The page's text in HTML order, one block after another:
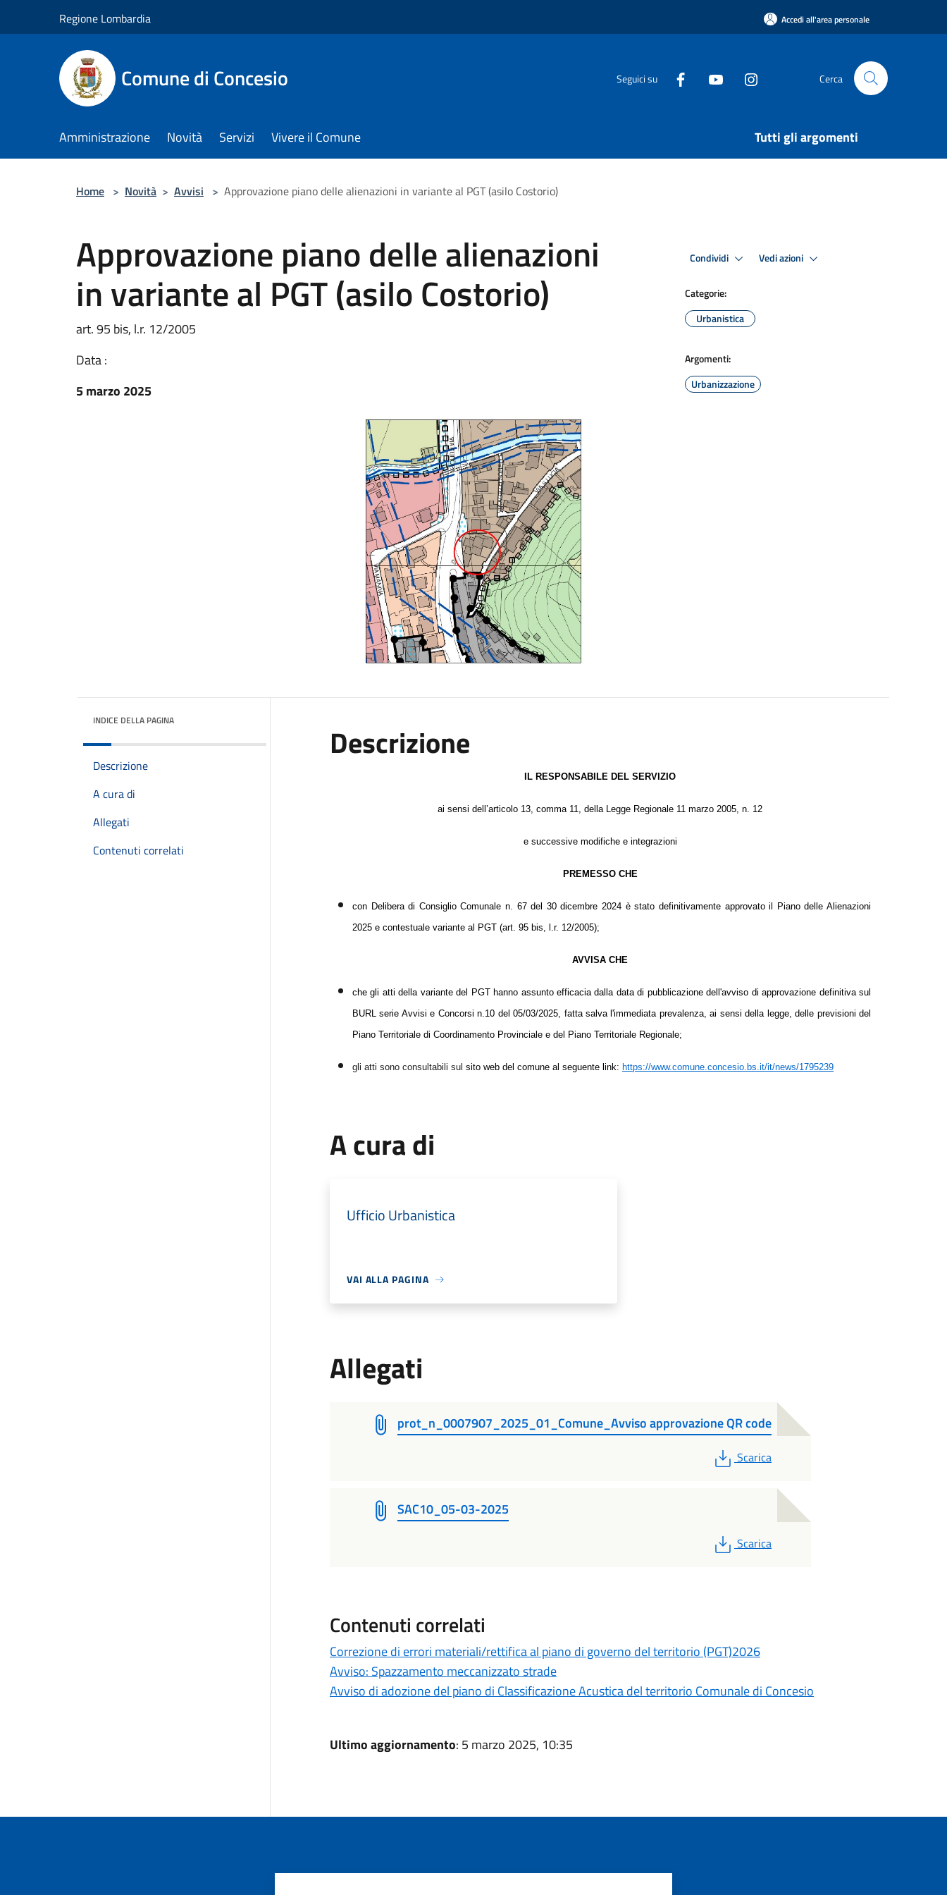
Regione Lombardia Accedi all'area personale
Comune di Concesio Seguici su Cerca
Amministrazione Novità Servizi Vivere il Comune Tutti gli argomenti
Home > Novità > Avvisi > Approvazione piano delle alienazioni in variante al PGT (asilo Costorio)
Approvazione piano delle alienazioni
in variante al PGT (asilo Costorio)
art. 95 bis, l.r. 12/2005
Data :
5 marzo 2025
Condividi Vedi azioni
Categorie:
Urbanistica
Argomenti:
Urbanizzazione
INDICE DELLA PAGINA
Descrizione
A cura di
Allegati
Contenuti correlati
Descrizione
IL RESPONSABILE DEL SERVIZIO
ai sensi dell’articolo 13, comma 11, della Legge Regionale 11 marzo 2005, n. 12
e successive modifiche e integrazioni
PREMESSO CHE
con Delibera di Consiglio Comunale n. 67 del 30 dicembre 2024 è stato definitivamente approvato il Piano delle Alienazioni
2025 e contestuale variante al PGT (art. 95 bis, l.r. 12/2005);
AVVISA CHE
che gli atti della variante del PGT hanno assunto efficacia dalla data di pubblicazione dell'avviso di approvazione definitiva sul
BURL serie Avvisi e Concorsi n.10 del 05/03/2025, fatta salva l'immediata prevalenza, ai sensi della legge, delle previsioni del
Piano Territoriale di Coordinamento Provinciale e del Piano Territoriale Regionale;
gli atti sono consultabili sul sito web del comune al seguente link: https://www.comune.concesio.bs.it/it/news/1795239
A cura di
Ufficio Urbanistica
VAI ALLA PAGINA
Allegati
prot_n_0007907_2025_01_Comune_Avviso approvazione QR code
PDF
Scarica
SAC10_05-03-2025
PDF
Scarica
Contenuti correlati
Correzione di errori materiali/rettifica al piano di governo del territorio (PGT)2026
Avviso: Spazzamento meccanizzato strade
Avviso di adozione del piano di Classificazione Acustica del territorio Comunale di Concesio
Ultimo aggiornamento: 5 marzo 2025, 10:35